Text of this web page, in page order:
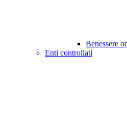
Benessere
Enti controllati